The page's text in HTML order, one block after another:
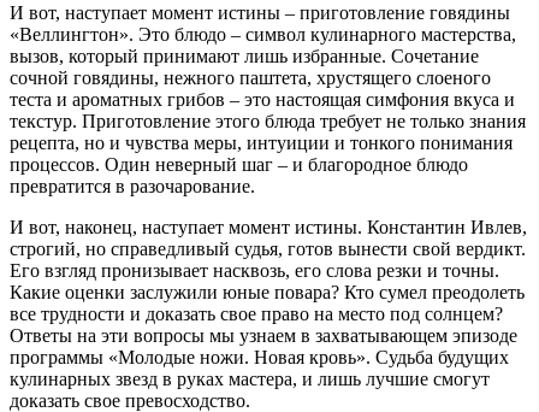
И вот, наступает момент истины – приготовление говядины
«Веллингтон». Это блюдо – символ кулинарного мастерства,
вызов, который принимают лишь избранные. Сочетание
сочной говядины, нежного паштета, хрустящего слоеного
теста и ароматных грибов – это настоящая симфония вкуса и
текстур. Приготовление этого блюда требует не только знания
рецепта, но и чувства меры, интуиции и тонкого понимания
процессов. Один неверный шаг – и благородное блюдо
превратится в разочарование.
И вот, наконец, наступает момент истины. Константин Ивлев,
строгий, но справедливый судья, готов вынести свой вердикт.
Его взгляд пронизывает насквозь, его слова резки и точны.
Какие оценки заслужили юные повара? Кто сумел преодолеть
все трудности и доказать свое право на место под солнцем?
Ответы на эти вопросы мы узнаем в захватывающем эпизоде
программы «Молодые ножи. Новая кровь». Судьба будущих
кулинарных звезд в руках мастера, и лишь лучшие смогут
доказать свое превосходство.